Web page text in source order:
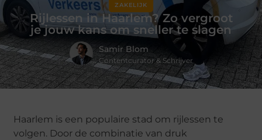
ZAKELIJK
Rijlessen in Haarlem? Zo vergroot
je jouw kans om sneller te slagen
Samir Blom
Contentcurator & Schrijver
Haarlem is een populaire stad om rijlessen te
volgen. Door de combinatie van druk